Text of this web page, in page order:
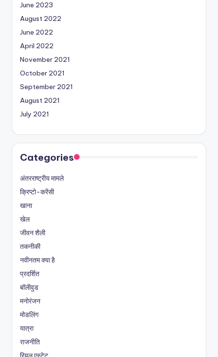
June 2023
August 2022
June 2022
April 2022
November 2021
October 2021
September 2021
August 2021
July 2021
Categories
अंतरराष्ट्रीय मामले
क्रिप्टो-करेंसी
खाना
खेल
जीवन शैली
तकनीकी
नवीनतम क्या है
प्रदर्शित
बॉलीवुड
मनोरंजन
मोडलिंग
यात्रा
राजनीति